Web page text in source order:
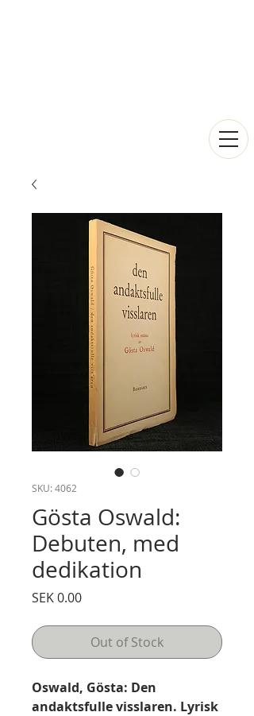
SKU: 4062
Gösta Oswald:
Debuten, med
dedikation
SEK 0.00Price
Out of Stock
Oswald, Gösta: Den
andaktsfulle visslaren. Lyrisk